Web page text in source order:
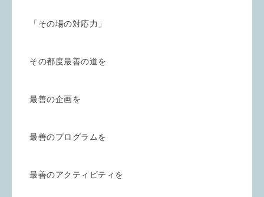
「その場の対応力」
その都度最善の道を
最善の企画を
最善のプログラムを
最善のアクティビティを